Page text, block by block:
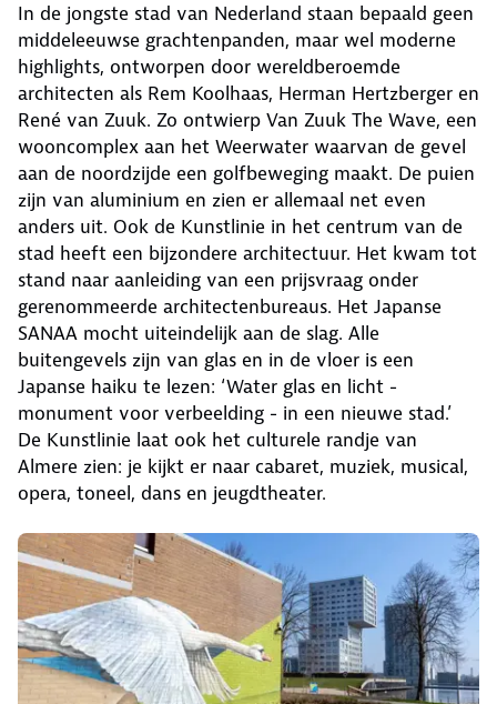
In de jongste stad van Nederland staan bepaald geen
middeleeuwse grachtenpanden, maar wel moderne
highlights, ontworpen door wereldberoemde
architecten als Rem Koolhaas, Herman Hertzberger en
René van Zuuk. Zo ontwierp Van Zuuk The Wave, een
wooncomplex aan het Weerwater waarvan de gevel
aan de noordzijde een golfbeweging maakt. De puien
zijn van aluminium en zien er allemaal net even
anders uit. Ook de Kunstlinie in het centrum van de
stad heeft een bijzondere architectuur. Het kwam tot
stand naar aanleiding van een prijsvraag onder
gerenommeerde architectenbureaus. Het Japanse
SANAA mocht uiteindelijk aan de slag. Alle
buitengevels zijn van glas en in de vloer is een
Japanse haiku te lezen: ‘Water glas en licht -
monument voor verbeelding - in een nieuwe stad.’
De Kunstlinie laat ook het culturele randje van
Almere zien: je kijkt er naar cabaret, muziek, musical,
opera, toneel, dans en jeugdtheater.